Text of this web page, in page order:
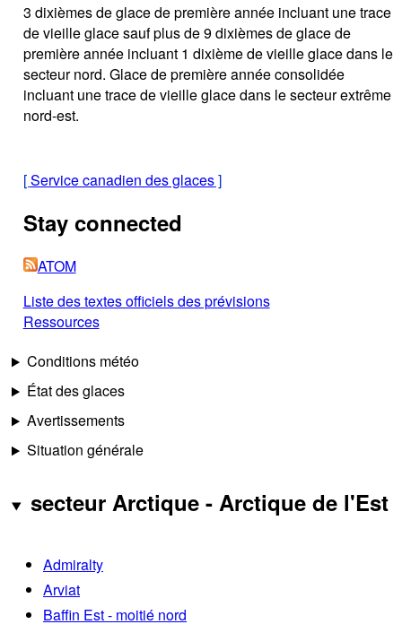
3 dixièmes de glace de première année incluant une trace
de vieille glace sauf plus de 9 dixièmes de glace de
première année incluant 1 dixième de vieille glace dans le
secteur nord. Glace de première année consolidée
incluant une trace de vieille glace dans le secteur extrême
nord-est.
[Service canadien des glaces]
Stay connected
ATOM
Liste des textes officiels des prévisions
Ressources
Conditions météo
État des glaces
Avertissements
Situation générale
secteur Arctique - Arctique de l'Est
Admiralty
Arviat
Baffin Est - moitié nord